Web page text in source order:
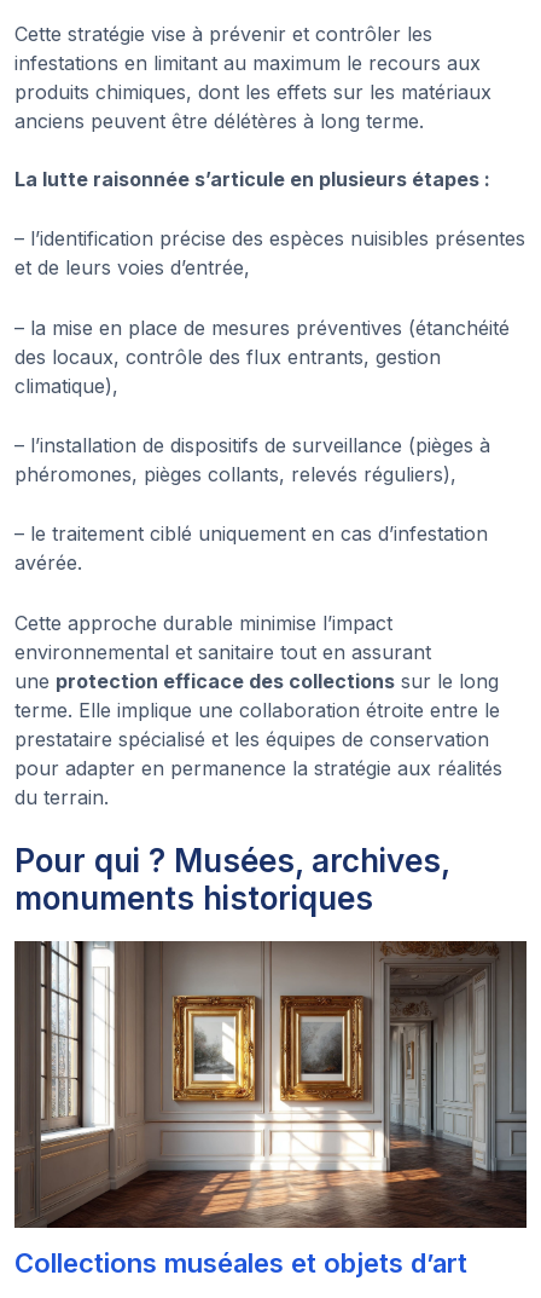
Cette stratégie vise à prévenir et contrôler les
infestations en limitant au maximum le recours aux
produits chimiques, dont les effets sur les matériaux
anciens peuvent être délétères à long terme.
La lutte raisonnée s’articule en plusieurs étapes :
– l’identification précise des espèces nuisibles présentes
et de leurs voies d’entrée,
– la mise en place de mesures préventives (étanchéité
des locaux, contrôle des flux entrants, gestion
climatique),
– l’installation de dispositifs de surveillance (pièges à
phéromones, pièges collants, relevés réguliers),
– le traitement ciblé uniquement en cas d’infestation
avérée.
Cette approche durable minimise l’impact
environnemental et sanitaire tout en assurant
une protection efficace des collections sur le long
terme. Elle implique une collaboration étroite entre le
prestataire spécialisé et les équipes de conservation
pour adapter en permanence la stratégie aux réalités
du terrain.
Pour qui ? Musées, archives,
monuments historiques
Collections muséales et objets d’art